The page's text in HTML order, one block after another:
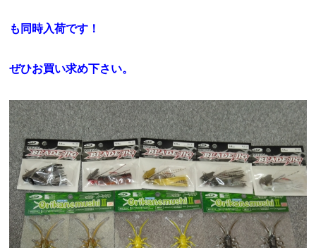
も同時入荷です！
ぜひお買い求め下さい。